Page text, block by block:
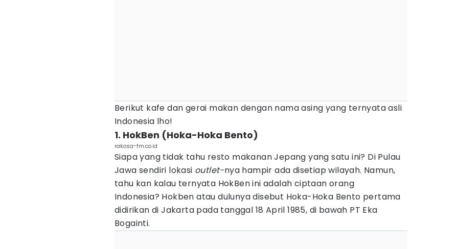
Berikut kafe dan gerai makan dengan nama asing yang ternyata asli
Indonesia lho!
1. HokBen (Hoka-Hoka Bento)
rakosa-fm.co.id
Siapa yang tidak tahu resto makanan Jepang yang satu ini? Di Pulau
Jawa sendiri lokasi outlet-nya hampir ada disetiap wilayah. Namun,
tahu kan kalau ternyata HokBen ini adalah ciptaan orang
Indonesia? Hokben atau dulunya disebut Hoka-Hoka Bento pertama
didirikan di Jakarta pada tanggal 18 April 1985, di bawah PT Eka
Bogainti.